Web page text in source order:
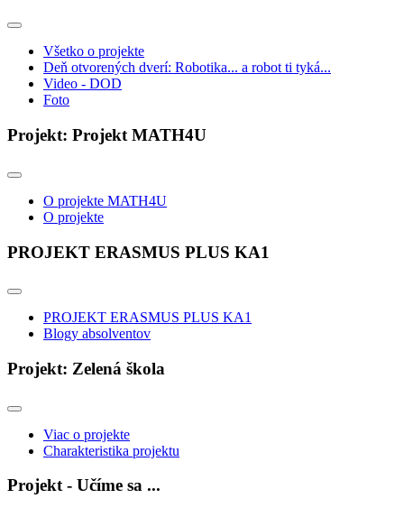
Všetko o projekte
Deň otvorených dverí: Robotika... a robot ti tyká...
Video - DOD
Foto
Projekt: Projekt MATH4U
O projekte MATH4U
O projekte
PROJEKT ERASMUS PLUS KA1
PROJEKT ERASMUS PLUS KA1
Blogy absolventov
Projekt: Zelená škola
Viac o projekte
Charakteristika projektu
Projekt - Učíme sa ...